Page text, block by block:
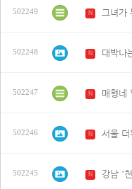
502249 N 그녀가
502248 N 대박나
502247 N 매형네
502246 N 서울 더
502245 N 강남 '